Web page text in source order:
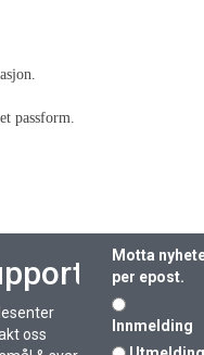
passform.
oss
Motta
per epost.
Innmelding